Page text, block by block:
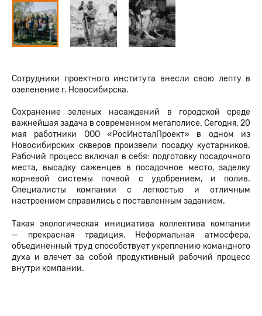
Сотрудники проектного института внесли свою лепту в
озеленение г. Новосибирска.
Сохранение зеленых насаждений в городской среде
важнейшая задача в современном мегаполисе. Сегодня, 20
мая работники ООО «РосИнсталПроект» в одном из
Новосибирских скверов произвели посадку кустарников.
Рабочий процесс включал в себя: подготовку посадочного
места, высадку саженцев в посадочное место, заделку
корневой системы почвой с удобрением, и полив.
Специалисты компании с легкостью и отличным
настроением справились с поставленным заданием.
Такая экологическая инициатива коллектива компании
— прекрасная традиция. Неформальная атмосфера,
объединенный труд способствует укреплению командного
духа и влечет за собой продуктивный рабочий процесс
внутри компании.